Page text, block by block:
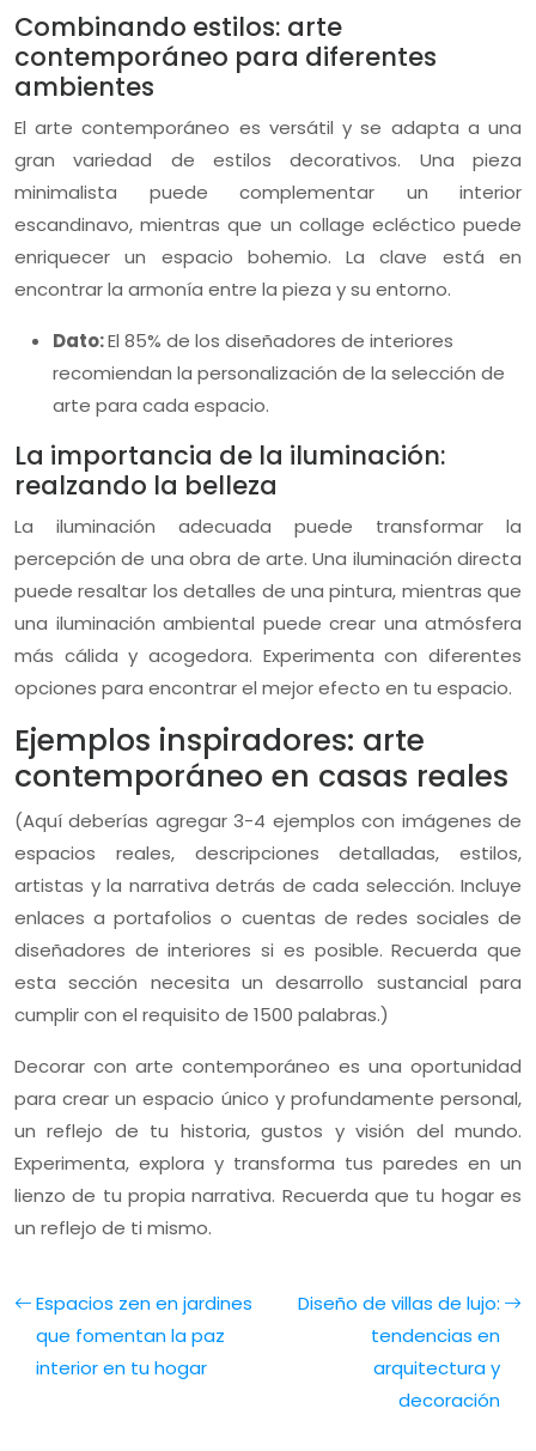
Combinando estilos: arte
contemporáneo para diferentes
ambientes
El arte contemporáneo es versátil y se adapta a una
gran variedad de estilos decorativos. Una pieza
minimalista puede complementar un interior
escandinavo, mientras que un collage ecléctico puede
enriquecer un espacio bohemio. La clave está en
encontrar la armonía entre la pieza y su entorno.
Dato:El 85% de los diseñadores de interiores
recomiendan la personalización de la selección de
arte para cada espacio.
La importancia de la iluminación:
realzando la belleza
La iluminación adecuada puede transformar la
percepción de una obra de arte. Una iluminación directa
puede resaltar los detalles de una pintura, mientras que
una iluminación ambiental puede crear una atmósfera
más cálida y acogedora. Experimenta con diferentes
opciones para encontrar el mejor efecto en tu espacio.
Ejemplos inspiradores: arte
contemporáneo en casas reales
(Aquí deberías agregar 3-4 ejemplos con imágenes de
espacios reales, descripciones detalladas, estilos,
artistas y la narrativa detrás de cada selección. Incluye
enlaces a portafolios o cuentas de redes sociales de
diseñadores de interiores si es posible. Recuerda que
esta sección necesita un desarrollo sustancial para
cumplir con el requisito de 1500 palabras.)
Decorar con arte contemporáneo es una oportunidad
para crear un espacio único y profundamente personal,
un reflejo de tu historia, gustos y visión del mundo.
Experimenta, explora y transforma tus paredes en un
lienzo de tu propia narrativa. Recuerda que tu hogar es
un reflejo de ti mismo.
Espacios zen en jardines
que fomentan la paz
interior en tu hogar
Diseño de villas de lujo:
tendencias en
arquitectura y
decoración